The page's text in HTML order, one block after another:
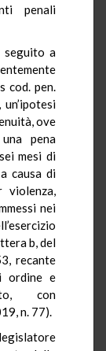
penali
seguito a
cod. pen.
ove
pena
mesi di
causa di
violenza,
nei
b, del
recante
ordine e
con
n. 77).